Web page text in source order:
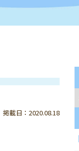
掲載日：2020.08.18